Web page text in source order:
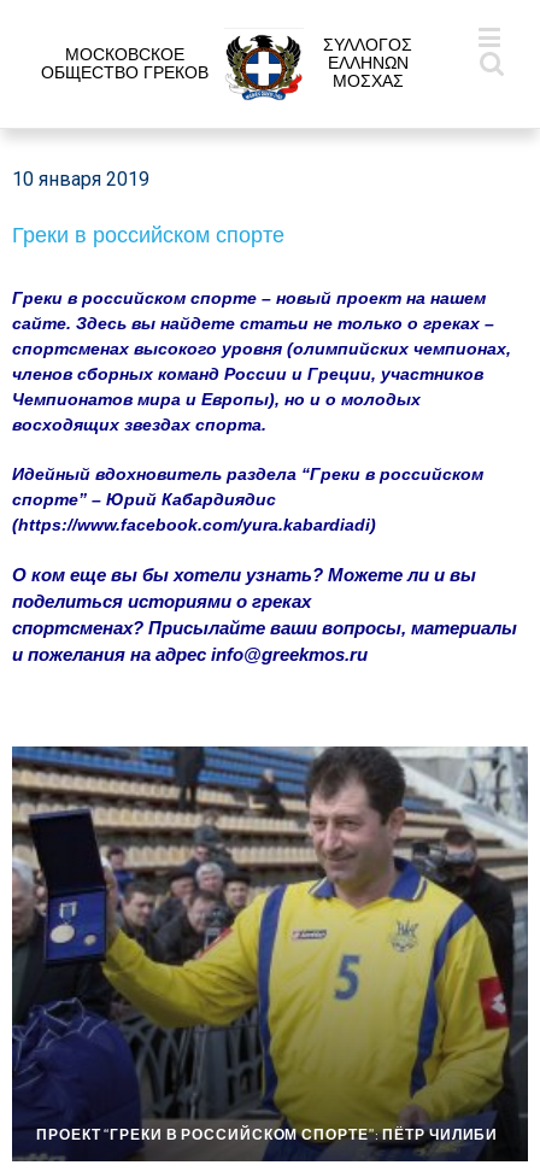
МОСКОВСКОЕ
ОБЩЕСТВО ГРЕКОВ
ΣΥΛΛΟΓΟΣ
ΕΛΛΗΝΩΝ
ΜΟΣΧΑΣ
10 января 2019
Греки в российском спорте
Греки в российском спорте – новый проект на нашем
сайте. Здесь вы найдете статьи не только о греках –
спортсменах высокого уровня (олимпийских чемпионах,
членов сборных команд России и Греции, участников
Чемпионатов мира и Европы), но и о молодых
восходящих звездах спорта.
Идейный вдохновитель раздела “Греки в российском
спорте” – Юрий Кабардиядис
(https://www.facebook.com/yura.kabardiadi)
О ком еще вы бы хотели узнать? Можете ли и вы
поделиться историями о греках
спортсменах? Присылайте ваши вопросы, материалы
и пожелания на адрес info@greekmos.ru
ПРОЕКТ “ГРЕКИ В РОССИЙСКОМ СПОРТЕ”: ПЁТР ЧИЛИБИ